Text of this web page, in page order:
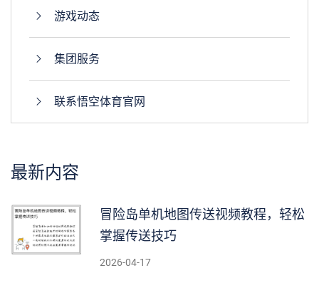
游戏动态
集团服务
联系悟空体育官网
最新内容
冒险岛单机地图传送视频教程，轻松
掌握传送技巧
2026-04-17